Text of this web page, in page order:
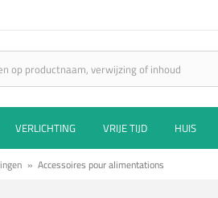
VERLICHTING VRIJE TIJD HUIS
» Accessoires pour alimentations